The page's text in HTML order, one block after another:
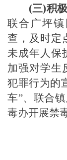
(三)积
联合广坪
查，及时定
未成年人保
加强对学生
犯罪行为的
车”、联合
毒办开展禁